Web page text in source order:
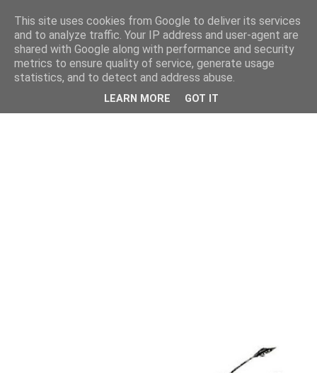
This site uses cookies from Google to deliver its services
and to analyze traffic. Your IP address and user-agent are
shared with Google along with performance and security
metrics to ensure quality of service, generate usage
statistics, and to detect and address abuse.
LEARN MORE GOT IT